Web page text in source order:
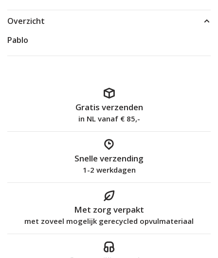
Overzicht
Pablo
Gratis verzenden
in NL vanaf € 85,-
Snelle verzending
1-2 werkdagen
Met zorg verpakt
met zoveel mogelijk gerecycled opvulmateriaal